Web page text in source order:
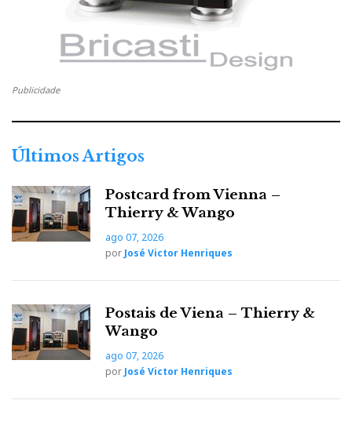
Publicidade
Últimos Artigos
Postcard from Vienna –
Thierry & Wango
ago 07, 2026
por José Victor Henriques
Postais de Viena – Thierry &
Wango
ago 07, 2026
por José Victor Henriques